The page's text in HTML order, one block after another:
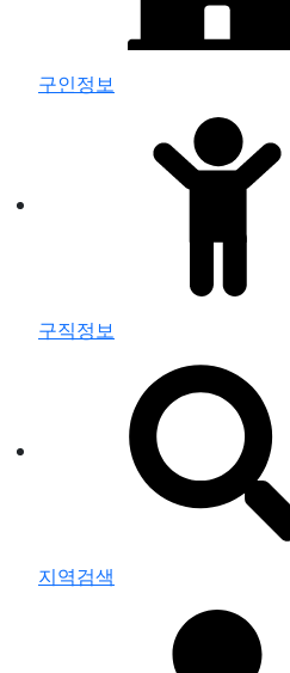
구인정보
구직정보
지역검색